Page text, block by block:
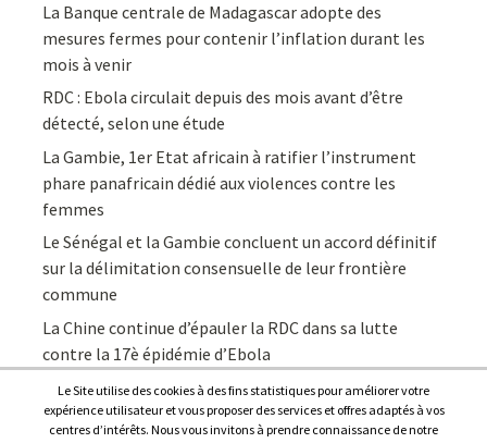
La Banque centrale de Madagascar adopte des
mesures fermes pour contenir l’inflation durant les
mois à venir
RDC : Ebola circulait depuis des mois avant d’être
détecté, selon une étude
La Gambie, 1er Etat africain à ratifier l’instrument
phare panafricain dédié aux violences contre les
femmes
Le Sénégal et la Gambie concluent un accord définitif
sur la délimitation consensuelle de leur frontière
commune
La Chine continue d’épauler la RDC dans sa lutte
contre la 17è épidémie d’Ebola
Le Site utilise des cookies à des fins statistiques pour améliorer votre
expérience utilisateur et vous proposer des services et offres adaptés à vos
centres d’intérêts. Nous vous invitons à prendre connaissance de notre